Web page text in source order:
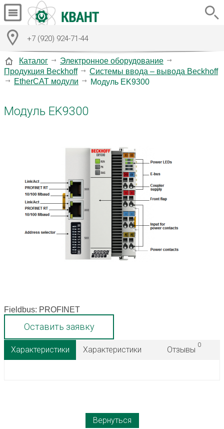
+7 (920) 924-71-44
Каталог
Электронное оборудование
Продукция Beckhoff
Системы ввода – вывода Beckhoff
EtherCAT модули
Модуль EK9300
Модуль EK9300
Fieldbus: PROFINET
Оставить заявку
Характеристики Характеристики Отзывы
0
Вернуться